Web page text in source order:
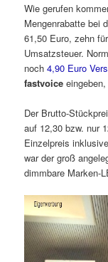
Wie gerufen
Mengenrabatte bei
61,50 Euro, zehn
Umsatzsteuer.
noch4,90 Euro
fastvoice
Der Brutto-
auf 12,30 bzw. nur
Einzelpreis
war der groß
dimmbare Marken-